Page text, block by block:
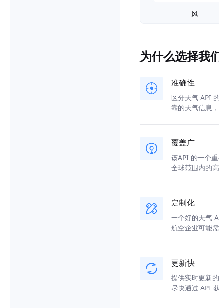
风
为什么选择我
准确性
区分天气 API
靠的天气信息
覆盖广
该API 的一个
全球范围内的
定制化
一个好的天气
航空企业可能
更新快
提供实时更新
尽快通过 API